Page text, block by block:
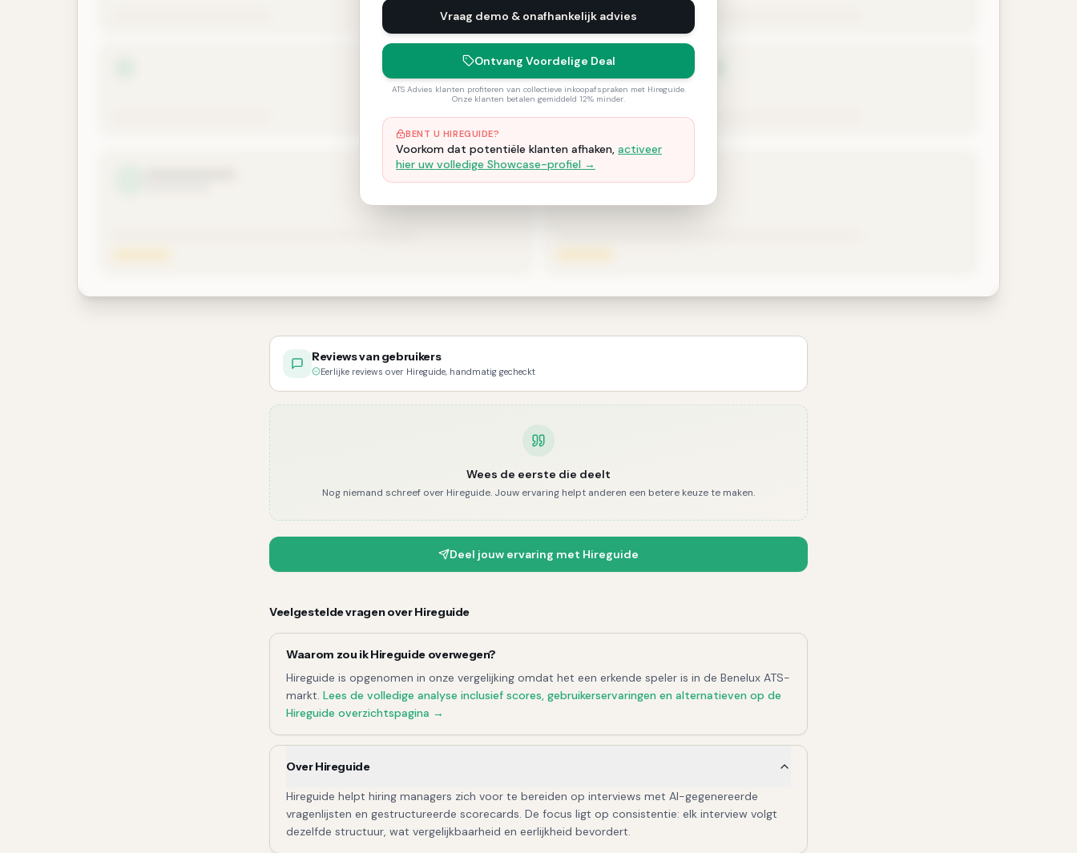
Vraag demo & onafhankelijk advies
Ontvang Voordelige Deal
ATS Advies klanten profiteren van collectieve inkoopafspraken met Hireguide.
Onze klanten betalen gemiddeld 12% minder.
BENT U HIREGUIDE?
Voorkom dat potentiële klanten afhaken, activeer
hier uw volledige Showcase-profiel →
Reviews van gebruikers
Eerlijke reviews over Hireguide, handmatig gecheckt
Wees de eerste die deelt
Nog niemand schreef over Hireguide. Jouw ervaring helpt anderen een betere keuze te maken.
Deel jouw ervaring met Hireguide
Veelgestelde vragen overHireguide
Waarom zou ikHireguideoverwegen?
Hireguide is opgenomen in onze vergelijking omdat het een erkende speler is in de Benelux ATS-
markt. Lees de volledige analyse inclusief scores, gebruikerservaringen en alternatieven op de
Hireguide overzichtspagina →
Over Hireguide
Hireguide helpt hiring managers zich voor te bereiden op interviews met AI-gegenereerde
vragenlijsten en gestructureerde scorecards. De focus ligt op consistentie: elk interview volgt
dezelfde structuur, wat vergelijkbaarheid en eerlijkheid bevordert.